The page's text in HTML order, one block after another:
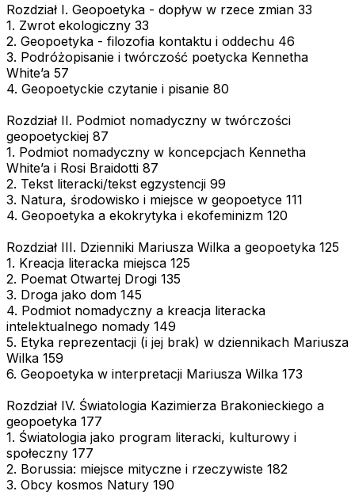
Rozdział I. Geopoetyka - dopływ w rzece zmian 33
1. Zwrot ekologiczny 33
2. Geopoetyka - filozofia kontaktu i oddechu 46
3. Podróżopisanie i twórczość poetycka Kennetha
White’a 57
4. Geopoetyckie czytanie i pisanie 80
Rozdział II. Podmiot nomadyczny w twórczości
geopoetyckiej 87
1. Podmiot nomadyczny w koncepcjach Kennetha
White’a i Rosi Braidotti 87
2. Tekst literacki/tekst egzystencji 99
3. Natura, środowisko i miejsce w geopoetyce 111
4. Geopoetyka a ekokrytyka i ekofeminizm 120
Rozdział III. Dzienniki Mariusza Wilka a geopoetyka 125
1. Kreacja literacka miejsca 125
2. Poemat Otwartej Drogi 135
3. Droga jako dom 145
4. Podmiot nomadyczny a kreacja literacka
intelektualnego nomady 149
5. Etyka reprezentacji (i jej brak) w dziennikach Mariusza
Wilka 159
6. Geopoetyka w interpretacji Mariusza Wilka 173
Rozdział IV. Światologia Kazimierza Brakonieckiego a
geopoetyka 177
1. Światologia jako program literacki, kulturowy i
społeczny 177
2. Borussia: miejsce mityczne i rzeczywiste 182
3. Obcy kosmos Natury 190